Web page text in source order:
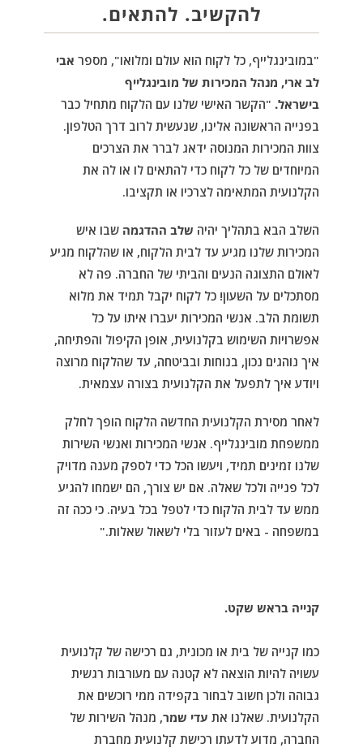
להקשיב. להתאים.
"במובינגלייף, כל לקוח הוא עולם ומלואו", מספר אבי
לב ארי, מנהל המכירות של מובינגלייף
בישראל. "הקשר האישי שלנו עם הלקוח מתחיל כבר
בפנייה הראשונה אלינו, שנעשית לרוב דרך הטלפון.
צוות המכירות המנוסה ידאג לברר את הצרכים
המיוחדים של כל לקוח כדי להתאים לו או לה את
הקלנועית המתאימה לצרכיו או תקציבו.
השלב הבא בתהליך יהיה שלב ההדגמה שבו איש
המכירות שלנו מגיע עד לבית הלקוח, או שהלקוח מגיע
לאולם התצוגה הנעים והביתי של החברה. פה לא
מסתכלים על השעון! כל לקוח יקבל תמיד את מלוא
תשומת הלב. אנשי המכירות יעברו איתו על כל
אפשרויות השימוש בקלנועית, אופן הקיפול והפתיחה,
איך נוהגים נכון, בנוחות ובביטחה, עד שהלקוח מרוצה
ויודע איך לתפעל את הקלנועית בצורה עצמאית.
לאחר מסירת הקלנועית החדשה הלקוח הופך לחלק
ממשפחת מובינגלייף. אנשי המכירות ואנשי השירות
שלנו זמינים תמיד, ויעשו הכל כדי לספק מענה מדויק
לכל פנייה ולכל שאלה. אם יש צורך, הם ישמחו להגיע
ממש עד לבית הלקוח כדי לטפל בכל בעיה. כי ככה זה
במשפחה - באים לעזור בלי לשאול שאלות."
קנייה בראש שקט.
כמו קנייה של בית או מכונית, גם רכישה של קלנועית
עשויה להיות הוצאה לא קטנה עם מעורבות רגשית
גבוהה ולכן חשוב לבחור בקפידה ממי רוכשים את
הקלנועית. שאלנו את עדי שמר, מנהל השירות של
החברה, מדוע לדעתו רכישת קלנועית מחברת